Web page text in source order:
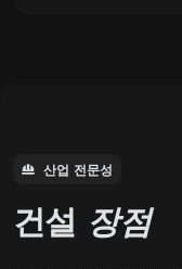
산업 전문성
건설 장점